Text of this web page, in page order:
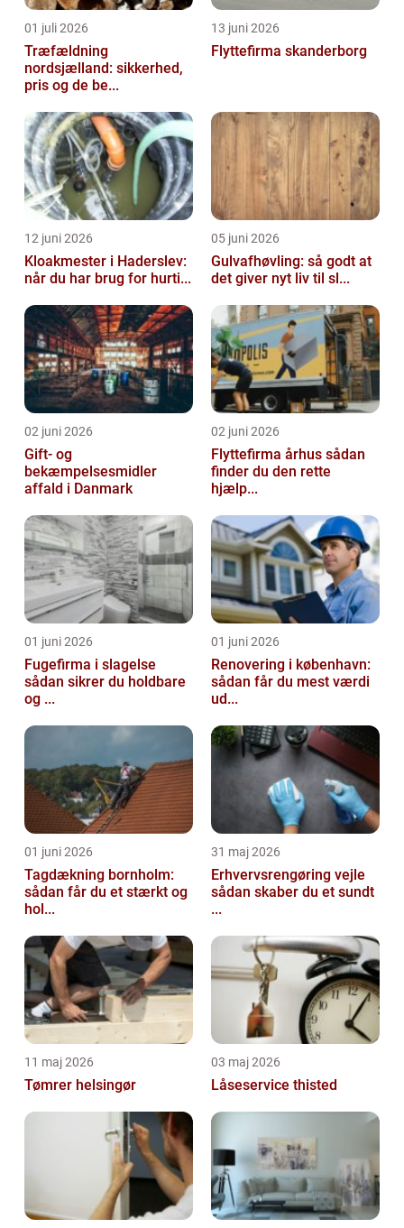
01 juli 2026
Træfældning
nordsjælland: sikkerhed,
pris og de be...
13 juni 2026
Flyttefirma skanderborg
12 juni 2026
Kloakmester i Haderslev:
når du har brug for hurti...
05 juni 2026
Gulvafhøvling: så godt at
det giver nyt liv til sl...
02 juni 2026
Gift- og
bekæmpelsesmidler
affald i Danmark
02 juni 2026
Flyttefirma århus sådan
finder du den rette
hjælp...
01 juni 2026
Fugefirma i slagelse
sådan sikrer du holdbare
og ...
01 juni 2026
Renovering i københavn:
sådan får du mest værdi
ud...
01 juni 2026
Tagdækning bornholm:
sådan får du et stærkt og
hol...
31 maj 2026
Erhvervsrengøring vejle
sådan skaber du et sundt
...
11 maj 2026
Tømrer helsingør
03 maj 2026
Låseservice thisted